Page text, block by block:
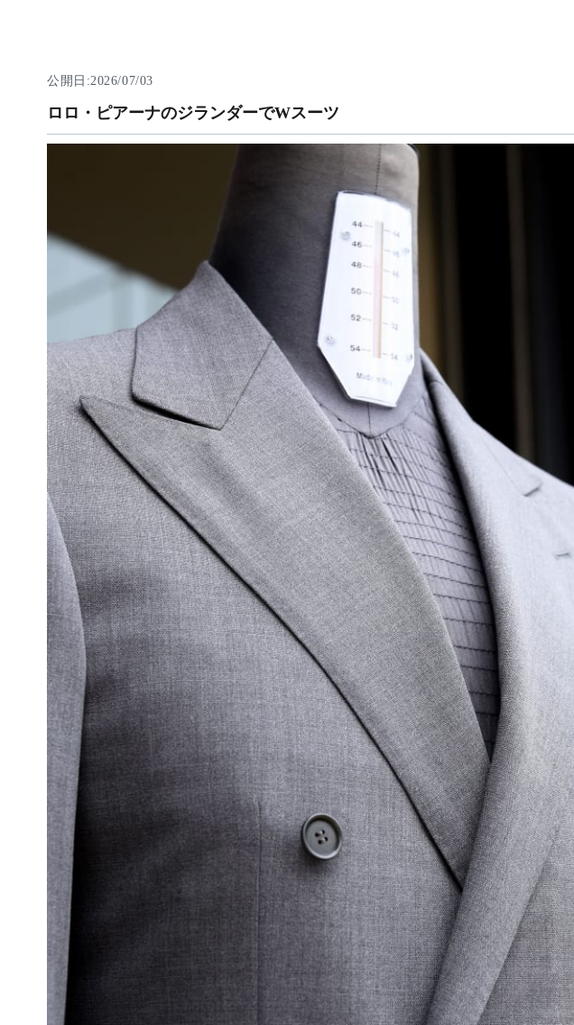
公開日:2026/07/03
ロロ・ピアーナのジランダーでWスーツ